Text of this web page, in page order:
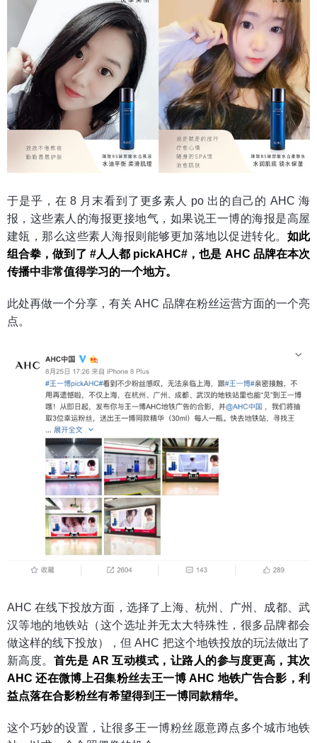
于是乎，在 8 月末看到了更多素人 po 出的自己的 AHC 海
报，这些素人的海报更接地气，如果说王一博的海报是高屋
建瓴，那么这些素人海报则能够更加落地以促进转化。 如此
组合拳，做到了 #人人都 pickAHC#，也是 AHC 品牌在本次
传播中非常值得学习的一个地方。
此处再做一个分享，有关 AHC 品牌在粉丝运营方面的一个亮
点。
AHC 在线下投放方面，选择了上海、杭州、广州、成都、武
汉等地的地铁站（这个选址并无太大特殊性，很多品牌都会
做这样的线下投放），但 AHC 把这个地铁投放的玩法做出了
新高度。 首先是 AR 互动模式，让路人的参与度更高，其次
AHC 还在微博上召集粉丝去王一博 AHC 地铁广告合影，利
益点落在合影粉丝有希望得到王一博同款精华。
这个巧妙的设置，让很多王一博粉丝愿意蹲点多个城市地铁